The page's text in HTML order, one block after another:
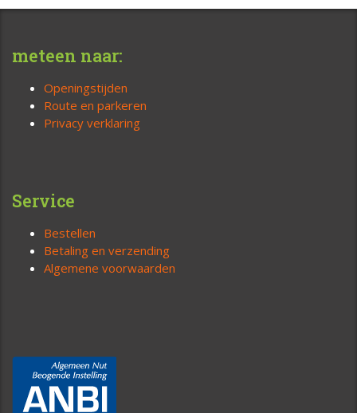
meteen naar:
Openingstijden
Route en parkeren
Privacy verklaring
Service
Bestellen
Betaling en verzending
Algemene voorwaarden